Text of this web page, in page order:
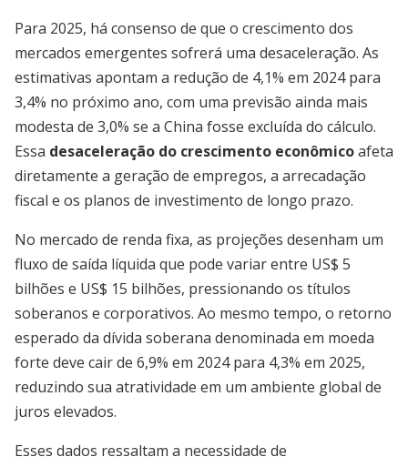
Para 2025, há consenso de que o crescimento dos
mercados emergentes sofrerá uma desaceleração. As
estimativas apontam a redução de 4,1% em 2024 para
3,4% no próximo ano, com uma previsão ainda mais
modesta de 3,0% se a China fosse excluída do cálculo.
Essa desaceleração do crescimento econômicoafeta
diretamente a geração de empregos, a arrecadação
fiscal e os planos de investimento de longo prazo.
No mercado de renda fixa, as projeções desenham um
fluxo de saída líquida que pode variar entre US$ 5
bilhões e US$ 15 bilhões, pressionando os títulos
soberanos e corporativos. Ao mesmo tempo, o retorno
esperado da dívida soberana denominada em moeda
forte deve cair de 6,9% em 2024 para 4,3% em 2025,
reduzindo sua atratividade em um ambiente global de
juros elevados.
Esses dados ressaltam a necessidade de